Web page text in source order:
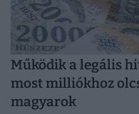
Működik a legális
most milliókhoz
magyarok